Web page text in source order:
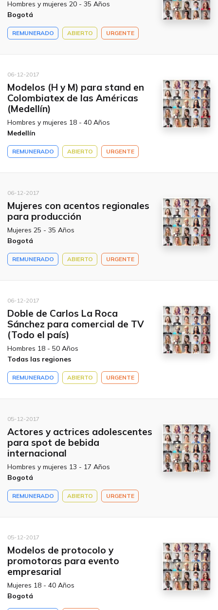
Hombres y mujeres 20 - 35 Años
Bogotá
REMUNERADO ABIERTO URGENTE
06-12-2017
Modelos (H y M) para stand en
Colombiatex de las Américas
(Medellín)
Hombres y mujeres 18 - 40 Años
Medellín
REMUNERADO ABIERTO URGENTE
06-12-2017
Mujeres con acentos regionales
para producción
Mujeres 25 - 35 Años
Bogotá
REMUNERADO ABIERTO URGENTE
06-12-2017
Doble de Carlos La Roca
Sánchez para comercial de TV
(Todo el país)
Hombres 18 - 50 Años
Todas las regiones
REMUNERADO ABIERTO URGENTE
05-12-2017
Actores y actrices adolescentes
para spot de bebida
internacional
Hombres y mujeres 13 - 17 Años
Bogotá
REMUNERADO ABIERTO URGENTE
05-12-2017
Modelos de protocolo y
promotoras para evento
empresarial
Mujeres 18 - 40 Años
Bogotá